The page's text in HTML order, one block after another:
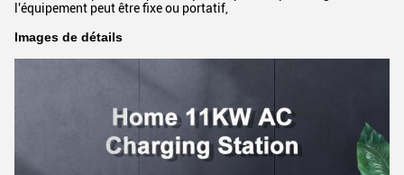
l'équipement peut être fixe ou portatif,
Images de détails